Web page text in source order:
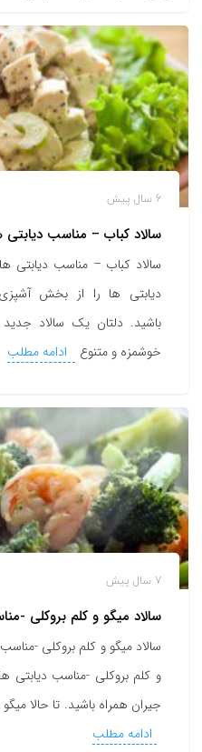
6 سال پیش
سالاد کباب – مناسب دیابتی
سالاد کباب – مناسب دیابتی
دیابتی ها را از بخش
باشید. دلتان یک سالاد
خوشمزه و متنوع
ادامه مطلب
7 سال پیش
سالاد میگو و کلم بروکلی -
سالاد میگو و کلم بروکلی -
و کلم بروکلی -مناسب
جیران همراه باشید. تا حالا
ادامه مطلب